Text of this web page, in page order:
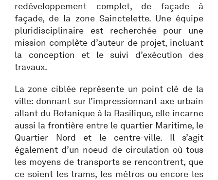
redéveloppement complet, de façade à
façade, de la zone Sainctelette. Une équipe
pluridisciplinaire est recherchée pour une
mission complète d’auteur de projet, incluant
la conception et le suivi d’exécution des
travaux.
La zone ciblée représente un point clé de la
ville: donnant sur l’impressionnant axe urbain
allant du Botanique à la Basilique, elle incarne
aussi la frontière entre le quartier Maritime, le
Quartier Nord et le centre-ville. Il s’agit
également d’un noeud de circulation où tous
les moyens de transports se rencontrent, que
ce soient les trams, les métros ou encore les